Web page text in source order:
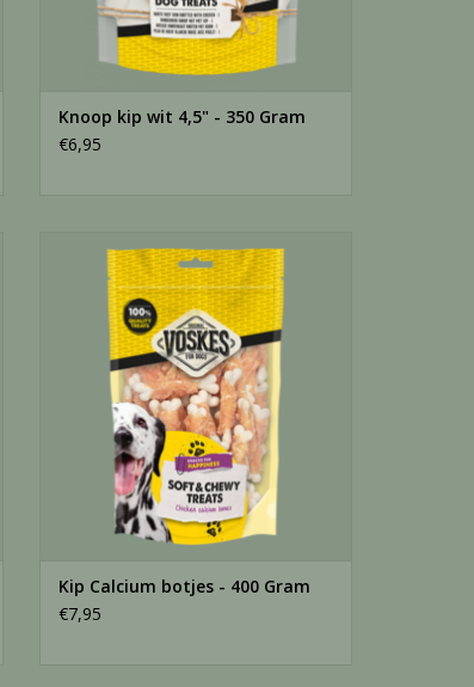
Knoop kip wit 4,5" - 350 Gram
€6,95
TOEVOEGEN AAN WINKELWAGEN
Kip Calcium botjes - 400 Gram
€7,95